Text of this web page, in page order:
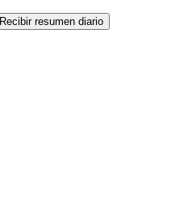
Recibir resumen diario